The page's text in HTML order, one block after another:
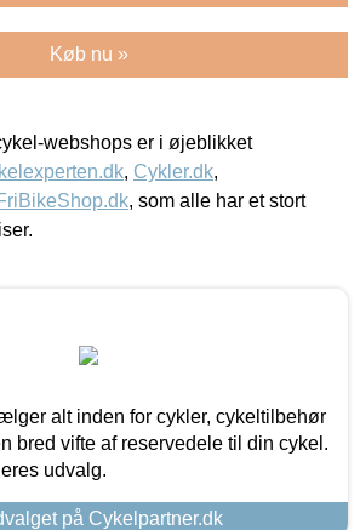
Køb nu »
webshops er i øjeblikket
, Cykler.dk,
, som alle har et stort
alt inden for cykler, cykeltilbehør
bred vifte af reservedele til din cykel.
udvalg.
på Cykelpartner.dk